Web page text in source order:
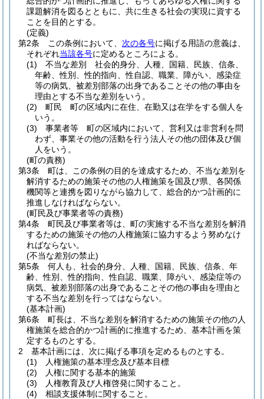
課題解消を図るとともに、共に生きる社会の実現に資する
ことを目的とする。
(定義)
第2条
この条例において、 次の各号に掲げる用語の意義は、
それぞれ当該各号に定めるところによる。
(1)
不当な差別 社会的身分、人種、国籍、民族、信条、
年齢、性別、性的指向、性自認、職業、障がい、感染症
等の病気、被差別部落の出身であることその他の事由を
理由とする不当な差別をいう。
(2)
町民 町の区域内に在住、在勤又は在学をする個人を
いう。
(3)
事業者等 町の区域内において、営利又は非営利を問
わず、事業その他の活動を行う法人その他の団体及び個
人をいう。
(町の責務)
第3条
町は、この条例の目的を達成するため、不当な差別を
解消するための施策その他の人権施策を国及び県、各関係
機関等と連携を図りながら協力して、総合的かつ計画的に
推進しなければならない。
(町民及び事業者等の責務)
第4条
町民及び事業者等は、町の実施する不当な差別を解消
するための施策その他の人権施策に協力するよう努めなけ
ればならない。
(不当な差別の禁止)
第5条
何人も、社会的身分、人種、国籍、民族、信条、年
齢、性別、性的指向、性自認、職業、障がい、感染症等の
病気、被差別部落の出身であることその他の事由を理由と
する不当な差別を行ってはならない。
(基本計画)
第6条
町長は、不当な差別を解消するための施策その他の人
権施策を総合的かつ計画的に推進するため、基本計画を策
定するものとする。
2
基本計画には、次に掲げる事項を定めるものとする。
(1)
人権施策の基本理念及び基本目標
(2)
人権に関する基本的施策
(3)
人権教育及び人権啓発に関すること。
(4)
相談支援体制に関すること。